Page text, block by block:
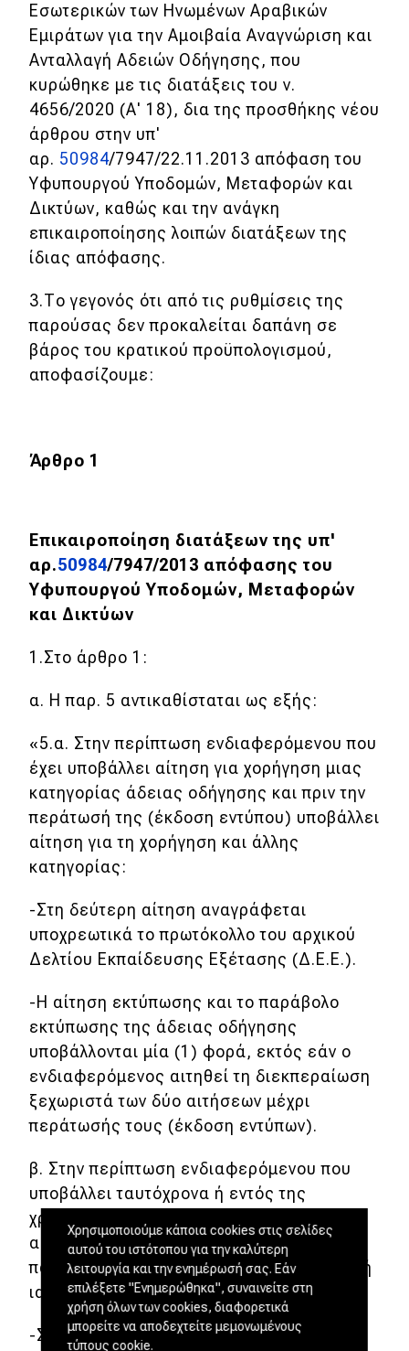
Εσωτερικών των Ηνωμένων Αραβικών
Εμιράτων για την Αμοιβαία Αναγνώριση και
Ανταλλαγή Αδειών Οδήγησης, που
κυρώθηκε με τις διατάξεις του ν.
4656/2020 (Α' 18), δια της προσθήκης νέου
άρθρου στην υπ'
αρ. 50984/7947/22.11.2013 απόφαση του
Υφυπουργού Υποδομών, Μεταφορών και
Δικτύων, καθώς και την ανάγκη
επικαιροποίησης λοιπών διατάξεων της
ίδιας απόφασης.
3.Το γεγονός ότι από τις ρυθμίσεις της
παρούσας δεν προκαλείται δαπάνη σε
βάρος του κρατικού προϋπολογισμού,
αποφασίζουμε:
Άρθρο 1
Επικαιροποίηση διατάξεων της υπ'
αρ.50984/7947/2013 απόφασης του
Υφυπουργού Υποδομών, Μεταφορών
και Δικτύων
1.Στο άρθρο 1:
α. Η παρ. 5 αντικαθίσταται ως εξής:
«5.α. Στην περίπτωση ενδιαφερόμενου που
έχει υποβάλλει αίτηση για χορήγηση μιας
κατηγορίας άδειας οδήγησης και πριν την
περάτωσή της (έκδοση εντύπου) υποβάλλει
αίτηση για τη χορήγηση και άλλης
κατηγορίας:
-Στη δεύτερη αίτηση αναγράφεται
υποχρεωτικά το πρωτόκολλο του αρχικού
Δελτίου Εκπαίδευσης Εξέτασης (Δ.Ε.Ε.).
-Η αίτηση εκτύπωσης και το παράβολο
εκτύπωσης της άδειας οδήγησης
υποβάλλονται μία (1) φορά, εκτός εάν ο
ενδιαφερόμενος αιτηθεί τη διεκπεραίωση
ξεχωριστά των δύο αιτήσεων μέχρι
περάτωσής τους (έκδοση εντύπων).
β. Στην περίπτωση ενδιαφερόμενου που
υποβάλλει ταυτόχρονα ή εντός της
χρονικής διάρκειας ισχύος του Δ.Ε.Ε.
αίτηση για δύο (2) διαδικασίες της
παρούσας στις οποίες απαιτείται υποβολή
ιατρικών πιστοποιητικών:
-Στο δεύτερο χρονικά εκδιδόμενο Δ.Ε.Ε.
Χρησιμοποιούμε κάποια cookies στις σελίδες
αυτού του ιστότοπου για την καλύτερη
λειτουργία και την ενημέρωσή σας. Εάν
επιλέξετε "Ενημερώθηκα", συναινείτε στη
χρήση όλων των cookies, διαφορετικά
μπορείτε να αποδεχτείτε μεμονωμένους
τύπους cookie.